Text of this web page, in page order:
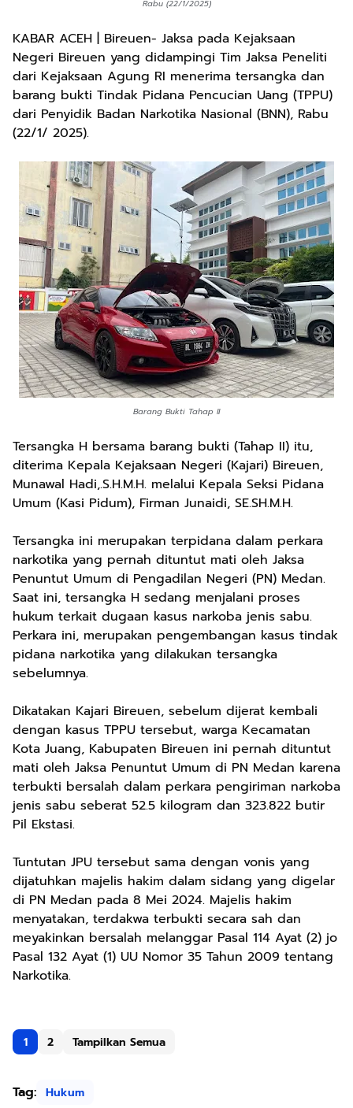
Rabu (22/1/2025)
KABAR ACEH | Bireuen- Jaksa pada Kejaksaan
Negeri Bireuen yang didampingi Tim Jaksa Peneliti
dari Kejaksaan Agung RI menerima tersangka dan
barang bukti Tindak Pidana Pencucian Uang (TPPU)
dari Penyidik Badan Narkotika Nasional (BNN), Rabu
(22/1/ 2025).
Barang Bukti Tahap II
Tersangka H bersama barang bukti (Tahap II) itu,
diterima Kepala Kejaksaan Negeri (Kajari) Bireuen,
Munawal Hadi,.S.H.M.H. melalui Kepala Seksi Pidana
Umum (Kasi Pidum), Firman Junaidi, SE.SH.M.H.
Tersangka ini merupakan terpidana dalam perkara
narkotika yang pernah dituntut mati oleh Jaksa
Penuntut Umum di Pengadilan Negeri (PN) Medan.
Saat ini, tersangka H sedang menjalani proses
hukum terkait dugaan kasus narkoba jenis sabu.
Perkara ini, merupakan pengembangan kasus tindak
pidana narkotika yang dilakukan tersangka
sebelumnya.
Dikatakan Kajari Bireuen, sebelum dijerat kembali
dengan kasus TPPU tersebut, warga Kecamatan
Kota Juang, Kabupaten Bireuen ini pernah dituntut
mati oleh Jaksa Penuntut Umum di PN Medan karena
terbukti bersalah dalam perkara pengiriman narkoba
jenis sabu seberat 52.5 kilogram dan 323.822 butir
Pil Ekstasi.
Tuntutan JPU tersebut sama dengan vonis yang
dijatuhkan majelis hakim dalam sidang yang digelar
di PN Medan pada 8 Mei 2024. Majelis hakim
menyatakan, terdakwa terbukti secara sah dan
meyakinkan bersalah melanggar Pasal 114 Ayat (2) jo
Pasal 132 Ayat (1) UU Nomor 35 Tahun 2009 tentang
Narkotika.
1 2 Tampilkan Semua
Tag: Hukum